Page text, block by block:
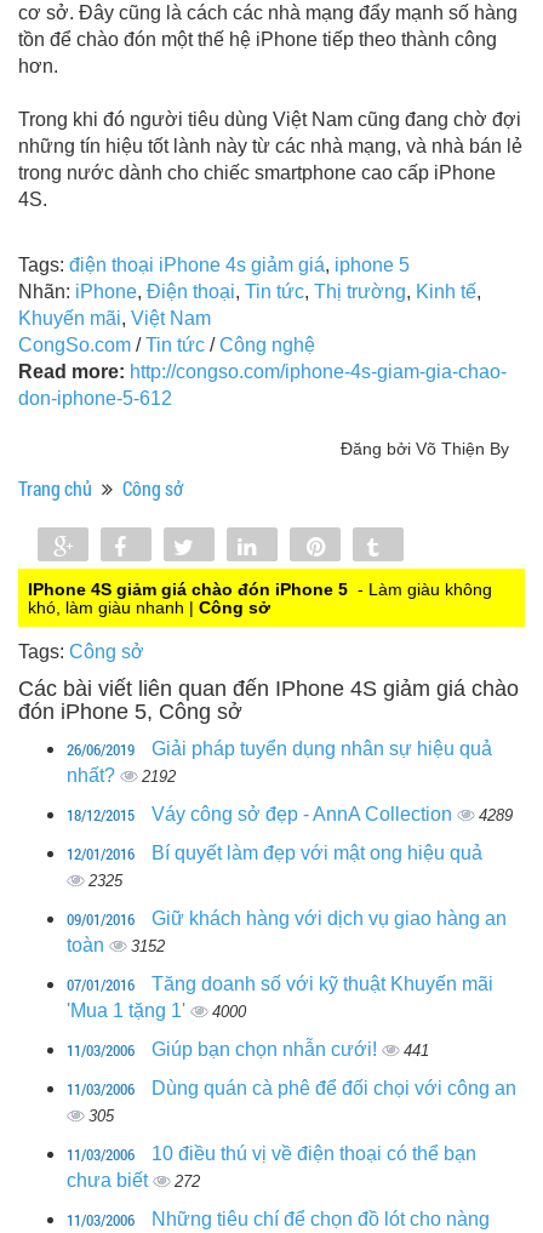
cơ sở. Đây cũng là cách các nhà mạng đẩy mạnh số hàng
tồn để chào đón một thế hệ iPhone tiếp theo thành công
hơn.
Trong khi đó người tiêu dùng Việt Nam cũng đang chờ đợi
những tín hiệu tốt lành này từ các nhà mạng, và nhà bán lẻ
trong nước dành cho chiếc smartphone cao cấp iPhone
4S.
Tags: điện thoại iPhone 4s giảm giá, iphone 5
Nhãn: iPhone, Điện thoại, Tin tức, Thị trường, Kinh tế,
Khuyến mãi, Việt Nam
CongSo.com /Tin tức /Công nghệ
Read more: http://congso.com/iphone-4s-giam-gia-chao-
don-iphone-5-612
Đăng bởi Võ Thiện By
Trang chủ Công sở
Share Share Tweet Share
0
IPhone 4S giảm giá chào đón iPhone 5 - Làm giàu không
khó, làm giàu nhanh | Công sở
Tags: Công sở
Các bài viết liên quan đến IPhone 4S giảm giá chào
đón iPhone 5, Công sở
26/06/2019
Giải pháp tuyển dụng nhân sự hiệu quả
nhất?
2192
18/12/2015 Váy công sở đẹp - AnnA Collection 4289
12/01/2016 Bí quyết làm đẹp với mật ong hiệu quả
2325
09/01/2016
Giữ khách hàng với dịch vụ giao hàng an
toàn
3152
07/01/2016
Tăng doanh số với kỹ thuật Khuyến mãi
'Mua 1 tặng 1'
4000
11/03/2006 Giúp bạn chọn nhẫn cưới! 441
11/03/2006 Dùng quán cà phê để đối chọi với công an
305
11/03/2006
10 điều thú vị về điện thoại có thể bạn
chưa biết
272
11/03/2006 Những tiêu chí để chọn đồ lót cho nàng